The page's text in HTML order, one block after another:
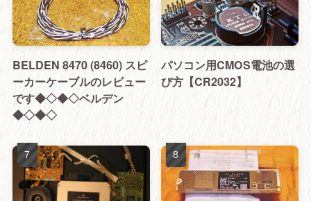
BELDEN 8470 (8460) スピ
ーカーケーブルのレビュー
です◆◇◆◇ベルデン
◆◇◆◇
パソコン用CMOS電池の選
び方【CR2032】